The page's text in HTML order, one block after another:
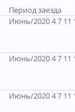
Период заезда
Июнь/2020 4 7 11
Июнь/2020 4 7 11
Июнь/2020 4 7 11